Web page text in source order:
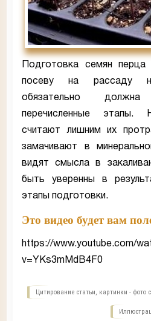
Подготовка семян перца
посеву на рассаду
обязательно
перечисленные этапы.
считают лишним их
замачивают в
видят смысла в
быть уверенны в
этапы подготовки.
Это видео будет вам
https://www.youtube.com/
v=YKs3mMdB4F0
Цитирование статьи, картинки - фото